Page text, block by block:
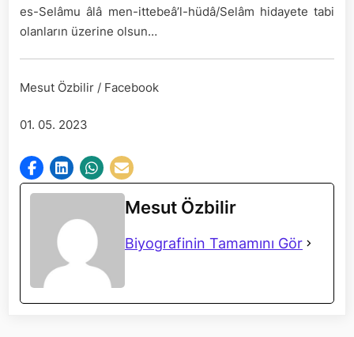
es-Selâmu âlâ men-ittebeâ’l-hüdâ/Selâm hidayete tabi
olanların üzerine olsun…
Mesut Özbilir / Facebook
01. 05. 2023
Mesut Özbilir
Biyografinin Tamamını Gör